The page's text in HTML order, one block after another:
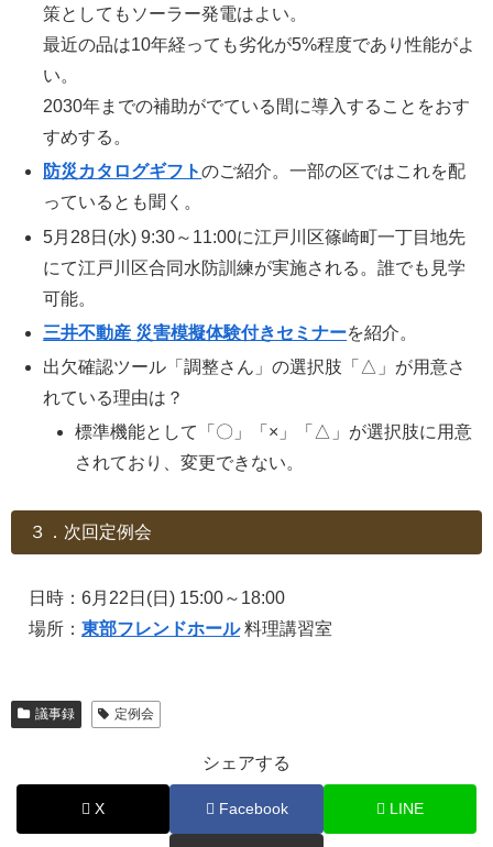
策としてもソーラー発電はよい。
最近の品は10年経っても劣化が5%程度であり性能がよ
い。
2030年までの補助がでている間に導入することをおす
すめする。
防災カタログギフトのご紹介。一部の区ではこれを配
っているとも聞く。
5月28日(水) 9:30～11:00に江戸川区篠崎町一丁目地先
にて江戸川区合同水防訓練が実施される。誰でも見学
可能。
三井不動産 災害模擬体験付きセミナーを紹介。
出欠確認ツール「調整さん」の選択肢「△」が用意さ
れている理由は？
標準機能として「〇」「×」「△」が選択肢に用意
されており、変更できない。
３．次回定例会
日時：6月22日(日) 15:00～18:00
場所： 東部フレンドホール料理講習室
議事録 定例会
シェアする
X Facebook LINE